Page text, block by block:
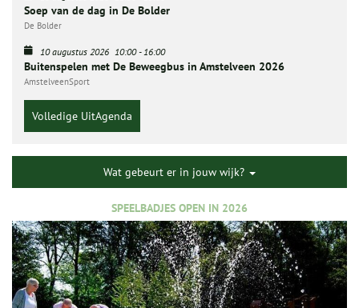
Soep van de dag in De Bolder
De Bolder
10 augustus 2026 10:00-16:00
Buitenspelen met De Beweegbus in Amstelveen 2026
AmstelveenSport
Volledige UitAgenda
Wat gebeurt er in jouw wijk?
SPEELBADJES OPEN IN 2026